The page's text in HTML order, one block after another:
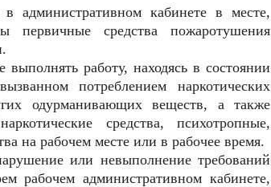
административном кабинете в месте,
средства пожаротушения
работу, находясь в состоянии
потреблением наркотических
одурманивающих веществ, а также
средства, психотропные,
на рабочем месте или в рабочее время.
или невыполнение требований
рабочем административном кабинете,